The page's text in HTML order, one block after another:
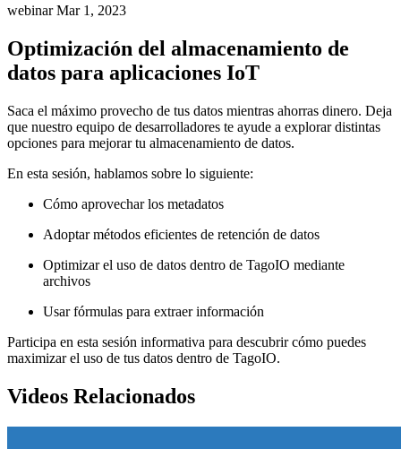
webinarMar 1, 2023
Optimización del almacenamiento de
datos para aplicaciones IoT
Saca el máximo provecho de tus datos mientras ahorras dinero. Deja
que nuestro equipo de desarrolladores te ayude a explorar distintas
opciones para mejorar tu almacenamiento de datos.
En esta sesión, hablamos sobre lo siguiente:
Cómo aprovechar los metadatos
Adoptar métodos eficientes de retención de datos
Optimizar el uso de datos dentro de TagoIO mediante
archivos
Usar fórmulas para extraer información
Participa en esta sesión informativa para descubrir cómo puedes
maximizar el uso de tus datos dentro de TagoIO.
Videos Relacionados